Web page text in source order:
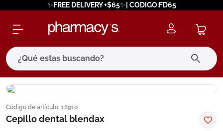
✨FREE DELIVERY +$65✨| CODIGO:FD65
¿Qué estas buscando?
Código de artículo: 18910
Cepillo dental blendax
términos más buscados
1. eucerin